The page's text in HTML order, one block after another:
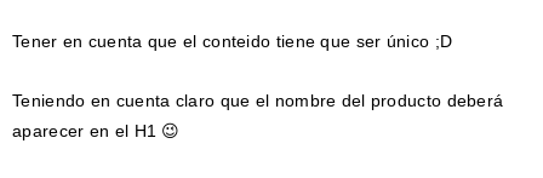
Tener en cuenta que el conteido tiene que ser único ;D
Teniendo en cuenta claro que el nombre del producto deberá
aparecer en el H1 😉